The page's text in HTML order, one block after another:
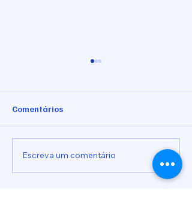
Indicação nº 1025/2026
Comentários
Escreva um comentário